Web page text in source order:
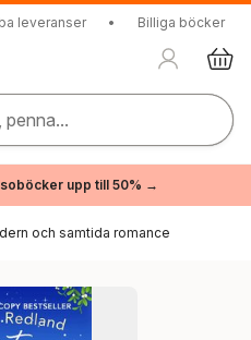
leveranser • Billiga böcker
penna...
upp till 50% →
och samtida romance